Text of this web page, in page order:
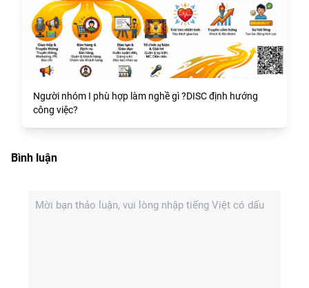
Người nhóm I phù hợp làm nghề gì ?DISC định hướng
công việc?
Bình luận